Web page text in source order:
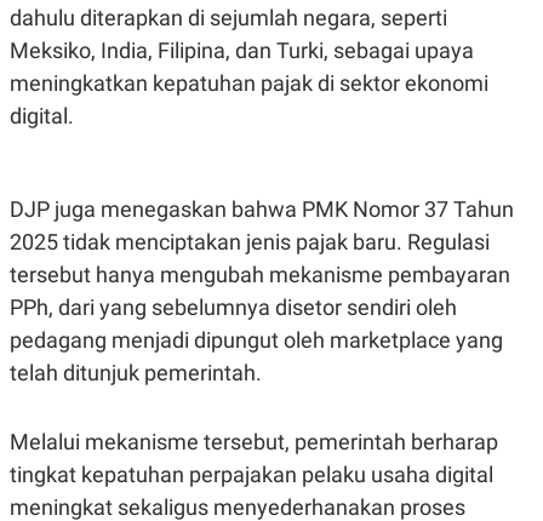
SITEMAPPROFILETERM
OF
USE
PEDOMAN
PEMBERITAAN
SIBER
dahulu diterapkan di sejumlah negara, seperti
Meksiko, India, Filipina, dan Turki, sebagai upaya
meningkatkan kepatuhan pajak di sektor ekonomi
digital.
DJP juga menegaskan bahwa PMK Nomor 37 Tahun
2025 tidak menciptakan jenis pajak baru. Regulasi
tersebut hanya mengubah mekanisme pembayaran
PPh, dari yang sebelumnya disetor sendiri oleh
pedagang menjadi dipungut oleh marketplace yang
telah ditunjuk pemerintah.
Melalui mekanisme tersebut, pemerintah berharap
tingkat kepatuhan perpajakan pelaku usaha digital
meningkat sekaligus menyederhanakan proses